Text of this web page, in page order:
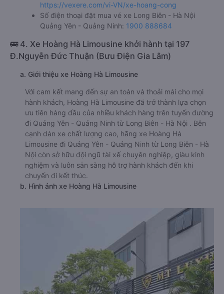
https://vexere.com/vi-VN/xe-hoang-cong
Số điện thoại đặt mua vé xe Long Biên - Hà Nội
Quảng Yên - Quảng Ninh: 1900 888684
🚌 4. Xe Hoàng Hà Limousine khởi hành tại 197
Đ.Nguyễn Đức Thuận (Bưu Điện Gia Lâm)
a. Giới thiệu xe Hoàng Hà Limousine
Với cam kết mang đến sự an toàn và thoải mái cho mọi
hành khách, Hoàng Hà Limousine đã trở thành lựa chọn
ưu tiên hàng đầu của nhiều khách hàng trên tuyến đường
đi Quảng Yên - Quảng Ninh từ Long Biên - Hà Nội . Bên
cạnh dàn xe chất lượng cao, hãng xe Hoàng Hà
Limousine đi Quảng Yên - Quảng Ninh từ Long Biên - Hà
Nội còn sở hữu đội ngũ tài xế chuyên nghiệp, giàu kinh
nghiệm và luôn sẵn sàng hỗ trợ hành khách đến khi
chuyến đi kết thúc.
b. Hình ảnh xe Hoàng Hà Limousine